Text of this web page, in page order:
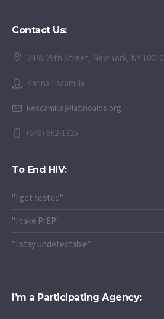
Contact Us:
24 W 25th Street, New York, NY 10010
Karina Escamilla
kescamilla@latinoaids.org
(646) 662-1325
To End HIV:
"I get tested"
"I take PrEP"
"I stay undetectable"
I’m a Participating Agency: